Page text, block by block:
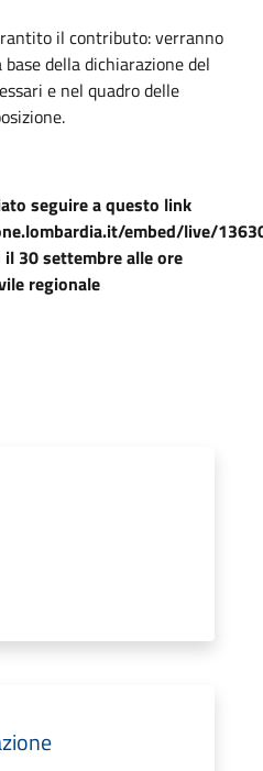
il contributo: verranno
della dichiarazione del
e nel quadro delle
seguire a questo link
embed/live/
30 settembre alle ore
regionale